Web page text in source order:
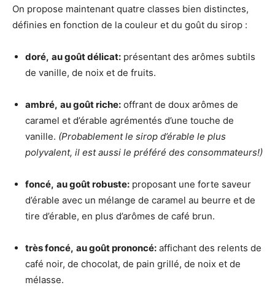
On propose maintenant quatre classes bien distinctes,
définies en fonction de la couleur et du goût du sirop :
doré, au goût délicat: présentant des arômes subtils
de vanille, de noix et de fruits.
ambré, au goût riche: offrant de doux arômes de
caramel et d’érable agrémentés d’une touche de
vanille. (Probablement le sirop d’érable le plus
polyvalent, il est aussi le préféré des consommateurs!)
foncé, au goût robuste: proposant une forte saveur
d’érable avec un mélange de caramel au beurre et de
tire d’érable, en plus d’arômes de café brun.
très foncé, au goût prononcé: affichant des relents de
café noir, de chocolat, de pain grillé, de noix et de
mélasse.